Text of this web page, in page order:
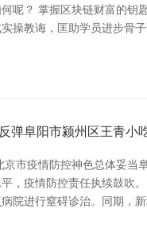
呢？ 掌握区块链财富的
操教诲，匡助学员进步骨
弹阜阳市颍州区王青小
市疫情防控神色总体妥
，疫情防控责任执续鼓吹
院进行窒碍诊治。同期，